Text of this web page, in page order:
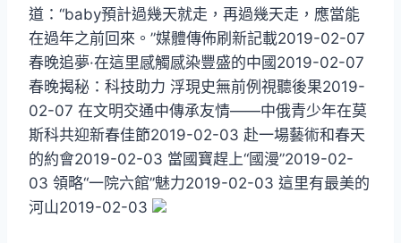
道：“baby預計過幾天就走，再過幾天走，應當能
在過年之前回來。”媒體傳佈刷新記載2019-02-07
春晚追夢·在這里感觸感染豐盛的中國2019-02-07
春晚揭秘：科技助力 浮現史無前例視聽後果2019-
02-07 在文明交通中傳承友情——中俄青少年在莫
斯科共迎新春佳節2019-02-03 赴一場藝術和春天
的約會2019-02-03 當國寶趕上“國漫”2019-02-
03 領略“一院六館”魅力2019-02-03 這里有最美的
河山2019-02-03